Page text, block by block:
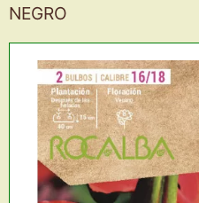
NEGRO